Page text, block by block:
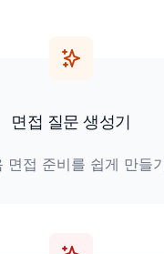
면접 질문 생성기
면접 준비를 쉽게 만들